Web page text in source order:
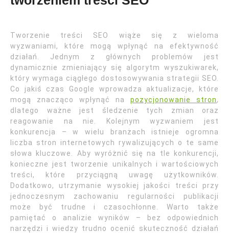
Tworzenie treści SEO wiąże się z wieloma
wyzwaniami, które mogą wpłynąć na efektywność
działań. Jednym z głównych problemów jest
dynamicznie zmieniający się algorytm wyszukiwarek,
który wymaga ciągłego dostosowywania strategii SEO.
Co jakiś czas Google wprowadza aktualizacje, które
mogą znacząco wpłynąć na pozycjonowanie stron,
dlatego ważne jest śledzenie tych zmian oraz
reagowanie na nie. Kolejnym wyzwaniem jest
konkurencja – w wielu branżach istnieje ogromna
liczba stron internetowych rywalizujących o te same
słowa kluczowe. Aby wyróżnić się na tle konkurencji,
konieczne jest tworzenie unikalnych i wartościowych
treści, które przyciągną uwagę użytkowników.
Dodatkowo, utrzymanie wysokiej jakości treści przy
jednoczesnym zachowaniu regularności publikacji
może być trudne i czasochłonne. Warto także
pamiętać o analizie wyników – bez odpowiednich
narzędzi i wiedzy trudno ocenić skuteczność działań